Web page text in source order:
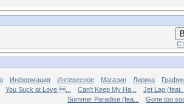
Информация Интересное Магазин Лирика
You Suck at Love ... Can't Keep My Ha...
Jet Lag (feat.
Summer Paradise (fea...
Gone too